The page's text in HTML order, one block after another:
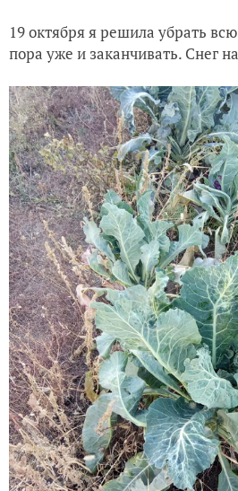
19 октября я решила убрать
пора уже и заканчивать. Снег